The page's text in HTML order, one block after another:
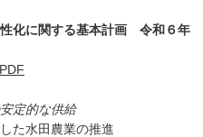
化に関する基本計画 令和６年
定的な供給
た水田農業の推進